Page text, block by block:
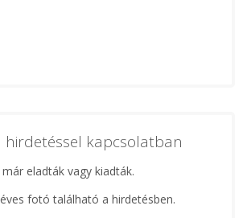
hirdetéssel kapcsolatban
eladták vagy kiadták.
fotó található a hirdetésben.